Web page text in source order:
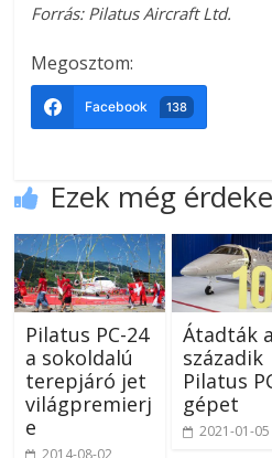
Forrás: Pilatus Aircraft Ltd.
Megosztom:
Facebook 138
Ezek még
Pilatus PC-24
a sokoldalú
terepjáró jet
világpremierj
e
Átadták a
századik
Pilatus
gépet
2021-01-05